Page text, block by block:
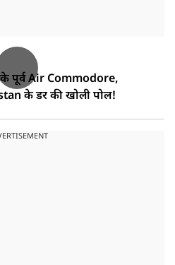
पूर्व Air Commodore,
के डर की खोली पोल!